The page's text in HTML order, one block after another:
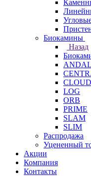
Биокамины
Назад
CLOUD
LOG
ORB
PRIME
SLAM
SLIM
Распродажа
Уцененный
Акции
Компания
Контакты